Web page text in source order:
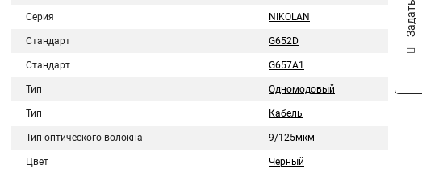
Серия NIKOLAN
Стандарт G652D
Стандарт G657A1
Тип Одномодовый
Тип Кабель
Тип оптического волокна 9/125мкм
Цвет Черный